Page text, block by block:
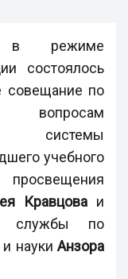
режиме
состоялось
совещание по
вопросам
системы
учебного
Кравцова и
службы по
науки Aнзора